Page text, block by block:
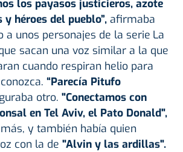
los payasos justicieros, azote
héroes del pueblo”, afirmaba
a unos personajes de la serie La
sacan una voz similar a la que
cuando respiran helio para
“Parecía Pitufo
otro. "Conectamos con
en Tel Aviv, el Pato Donald",
y también había quien
con la de "Alvin y las ardillas".